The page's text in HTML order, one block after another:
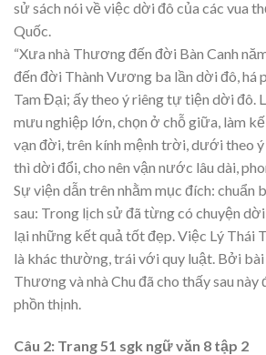
sử sách nói về việc dời đô của các vua
Quốc.
“Xưa nhà Thương đến đời Bàn Canh
đến đời Thành Vương ba lần dời đô, há
Tam Đại; ấy theo ý riêng tự tiện dời đô.
mưu nghiệp lớn, chọn ở chỗ giữa, làm
vạn đời, trên kính mệnh trời, dưới theo ý
thì dời đổi, cho nên vận nước lâu dài,
Sự viện dẫn trên nhằm mục đích: chuẩn
sau: Trong lịch sử đã từng có chuyện
lại những kết quả tốt đẹp. Việc Lý Thái
là khác thường, trái với quy luật. Bởi bài
Thương và nhà Chu đã cho thấy sau
phồn thịnh.
Câu 2: Trang 51 sgk ngữ văn 8 tập 2